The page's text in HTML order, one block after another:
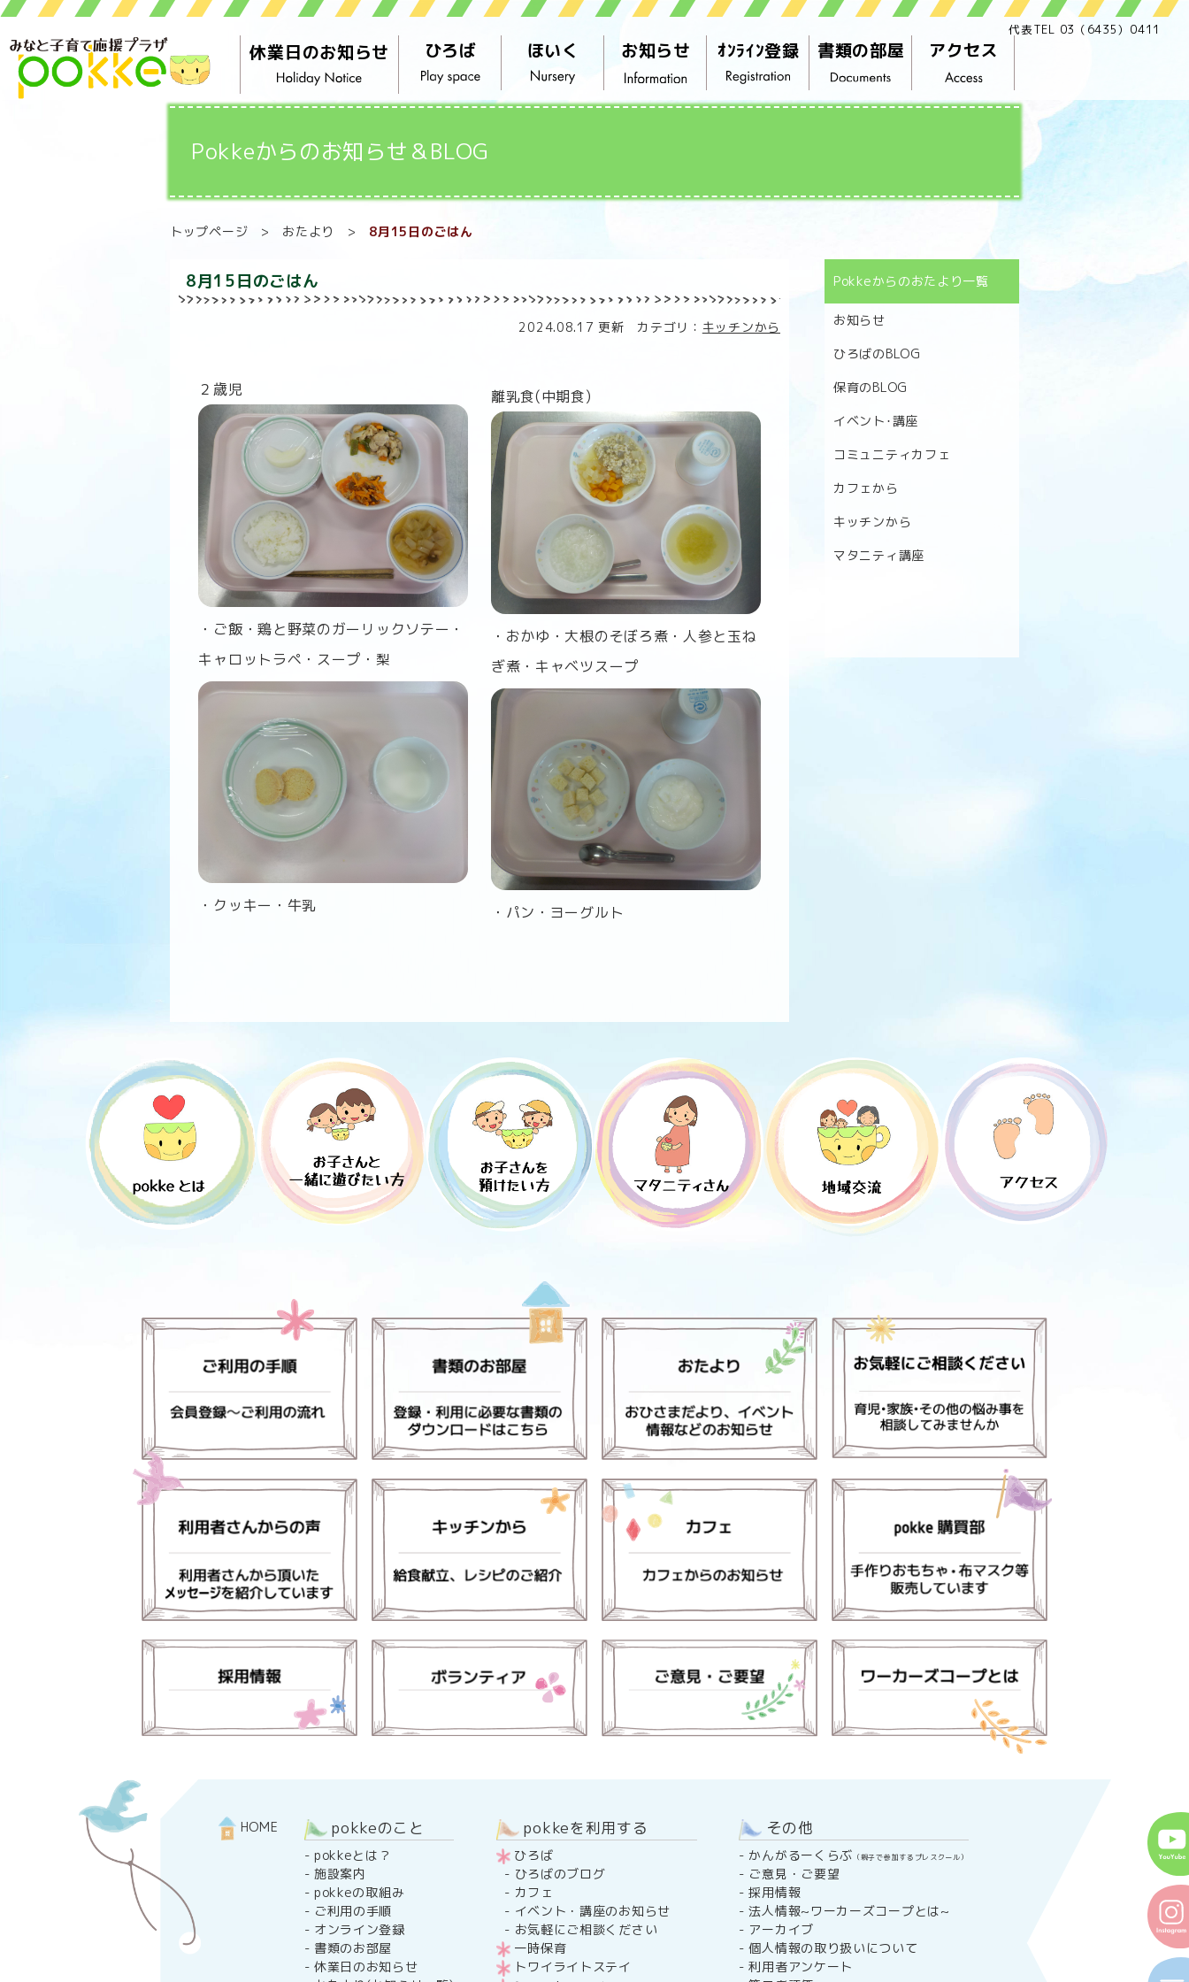
代表TEL 03（6435）0411
休業日のお知らせ ひろば ほいく お知らせ ｵﾝﾗｲﾝ登録 書類の部屋 アクセス
Pokkeからのお知らせ＆BLOG
トップページ > おたより > 8月15日のごはん
8月15日のごはん
2024.08.17 更新 カテゴリ： キッチンから
２歳児
・ご飯・鶏と野菜のガーリックソテー・
キャロットラペ・スープ・梨
・クッキー・牛乳
離乳食(中期食)
・おかゆ・大根のそぼろ煮・人参と玉ね
ぎ煮・キャベツスープ
・パン・ヨーグルト
Pokkeからのおたより一覧
お知らせ
ひろばのBLOG
保育のBLOG
イベント･講座
コミュニティカフェ
カフェから
キッチンから
マタニティ講座
HOME pokkeのこと
- pokkeとは？
- 施設案内
- pokkeの取組み
- ご利用の手順
- オンライン登録
- 書類のお部屋
- 休業日のお知らせ
pokkeを利用する
ひろば
- ひろばのブログ
- カフェ
- イベント・講座のお知らせ
- お気軽にご相談ください
一時保育
トワイライトステイ
その他
- かんがるーくらぶ （親子で参加するプレスクール）
- ご意見・ご要望
-採用情報
-法人情報~ワーカーズコープとは~
- アーカイブ
-個人情報の取り扱いについて
-利用者アンケート